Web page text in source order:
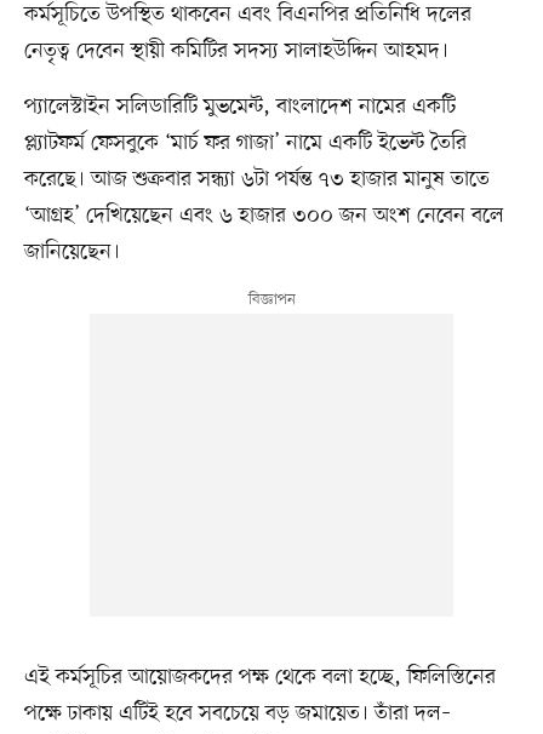
কর্মসূচিতে উপস্থিত থাকবেন এবং বিএনপির প্রতিনিধি দলের
নেতৃত্ব দেবেন স্থায়ী কমিটির সদস্য সালাহউদ্দিন আহমদ।
প্যালেস্টাইন সলিডারিটি মুভমেন্ট, বাংলাদেশ নামের একটি
প্ল্যাটফর্ম ফেসবুকে ‘মার্চ ফর গাজা’ নামে একটি ইভেন্ট তৈরি
করেছে। আজ শুক্রবার সন্ধ্যা ৬টা পর্যন্ত ৭৩ হাজার মানুষ তাতে
‘আগ্রহ’ দেখিয়েছেন এবং ৬ হাজার ৩০০ জন অংশ নেবেন বলে
জানিয়েছেন।
এই কর্মসূচির আয়োজকদের পক্ষ থেকে বলা হচ্ছে, ফিলিস্তিনের
পক্ষে ঢাকায় এটিই হবে সবচেয়ে বড় জমায়েত। তাঁরা দল–